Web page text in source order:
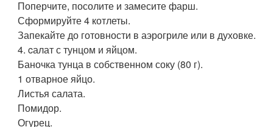
Поперчите, посолите и замесите фарш.
Сформируйте 4 котлеты.
Запекайте до готовности в аэрогриле или в духовке.
4. cалат с тунцом и яйцом.
Баночка тунца в собственном соку (80 г).
1 отварное яйцо.
Листья салата.
Помидор.
Огурец.